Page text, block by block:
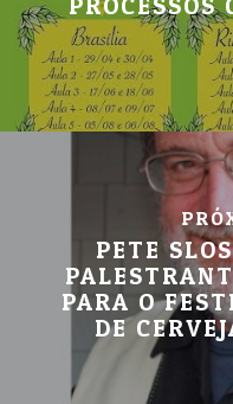
PROCESSOS
PETE
PARA O
DE